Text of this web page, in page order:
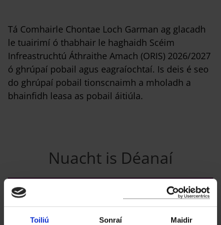
Toiliú Sonraí Maidir
Tá Comhairle Chontae Loch Garman ag glacadh
le tuairimí ó thabhair le haghaidh Scéim
Infreastruchtú Áthraithe Amach (ORIS) 2026/2027
ó ghrúpaí pobail agus eagraíochtaí. Is deis é seo
do ghrúpaí pobail tionscnaimh a mholadh a
bhainfidh leasa as pobail áitiúla.
Nuacht is Déanaí